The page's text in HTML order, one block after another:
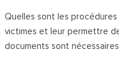
Quelles sont les
victimes et leur permettre
documents sont